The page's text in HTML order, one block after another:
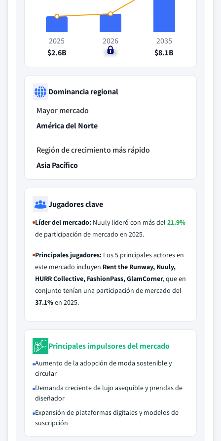
2025
$2.6B
2026
$3B
2035
$8.1B
Dominancia regional
Mayor mercado
América del Norte
Región de crecimiento más rápido
Asia Pacífico
Jugadores clave
Líder del mercado: Nuuly lideró con más del 21.9%
de participación de mercado en 2025.
Principales jugadores: Los 5 principales actores en
este mercado incluyen Rent the Runway, Nuuly,
HURR Collective, FashionPass, GlamCorner, que en
conjunto tenían una participación de mercado del
37.1%en 2025.
Principales impulsores del mercado
Aumento de la adopción de moda sostenible y
circular
Demanda creciente de lujo asequible y prendas de
diseñador
Expansión de plataformas digitales y modelos de
suscripción